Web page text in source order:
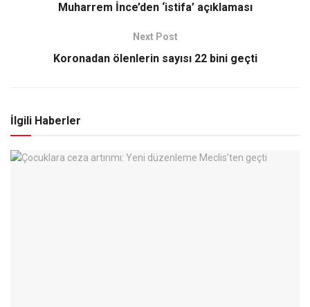
Muharrem İnce’den ‘istifa’ açıklaması
Next Post
Koronadan ölenlerin sayısı 22 bini geçti
İlgili Haberler